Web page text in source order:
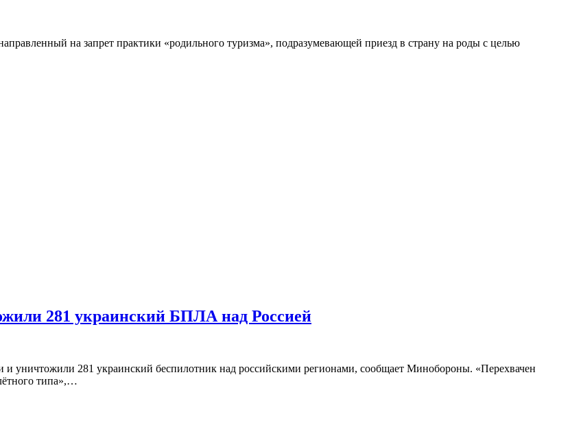
на запрет практики «родильного туризма», подразумевающей приезд в страну на роды с целью
281 украинский БПЛА над Россией
и уничтожили 281 украинский беспилотник над российскими регионами, сообщает Минобороны. «Перехвачен
типа»,…